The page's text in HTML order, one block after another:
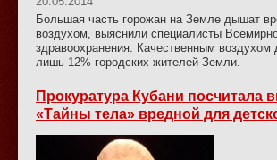
Большая часть горожан на Земле дышат
воздухом, выяснили специалисты
здравоохранения. Качественным воздухом
лишь 12% городских жителей Земли.
Прокуратура Кубани посчитала
«Тайны тела» вредной для